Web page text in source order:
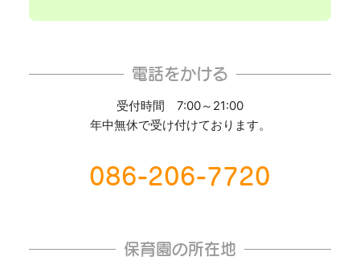
電話をかける
受付時間 7:00～21:00
年中無休で受け付けております。
086-206-7720
保育園の所在地